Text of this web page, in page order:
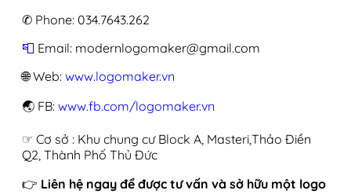
✆ Phone: 034.7643.262
📮 Email: modernlogomaker@gmail.com
🌐 Web: www.logomaker.vn
🌏 FB: www.fb.com/logomaker.vn
☞ Cơ sở : Khu chung cư Block A, Masteri,Thảo Điền
Q2, Thành Phố Thủ Đức
👉 Liên hệ ngay để được tư vấn và sở hữu một logo